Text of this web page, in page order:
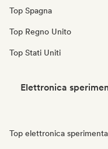
Top Spagna
Top Regno Unito
Top Stati Uniti
Elettronica
Top elettronica